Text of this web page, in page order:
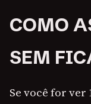
COMO
SEM
Se você for